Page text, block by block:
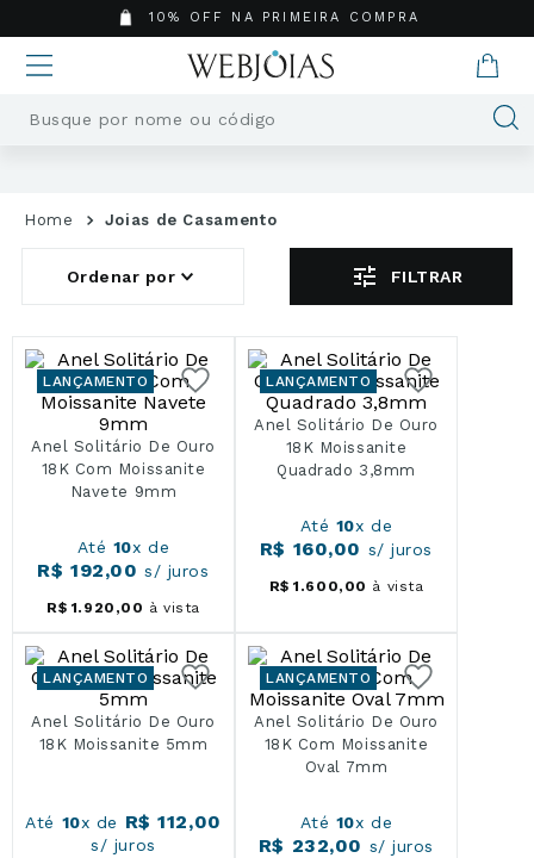
10% OFF NA PRIMEIRA COMPRA
Busque por nome ou código
Joias de Casamento
FILTRAR
LANÇAMENTO
Anel Solitário De Ouro
18K Com Moissanite
Navete 9mm
Até 10x de
R$ 192,00 s/ juros
R$ 1. 920 ,00 à vista
LANÇAMENTO
Anel Solitário De Ouro
18K Moissanite
Quadrado 3,8mm
Até 10x de
R$ 160,00 s/ juros
R$ 1 .600, 00 à vista
LANÇAMENTO
Anel Solitário De Ouro
18K Moissanite 5mm
Até 10x de R$ 112,00
s/ juros
LANÇAMENTO
Anel Solitário De Ouro
18K Com Moissanite
Oval 7mm
Até 10x de
R$ 232,00 s/ juros
Brincos
4º
Colares
5º
Masculino
6º
Argola
7º
Pingente
8º
Casamento
9º
Corrente